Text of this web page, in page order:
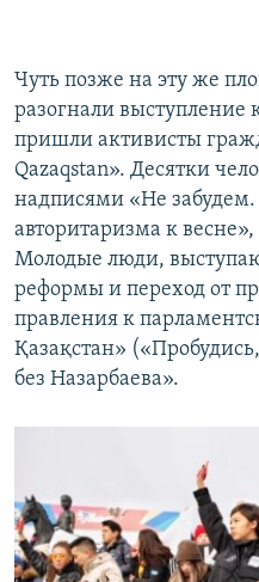
Чуть позже на эту же
разогнали выступление
пришли активисты
Qazaqstan». Десятки
надписями «Не забудем.
авторитаризма к
Молодые люди,
реформы и переход от
правления к
Қазақстан»
без Назарбаева».